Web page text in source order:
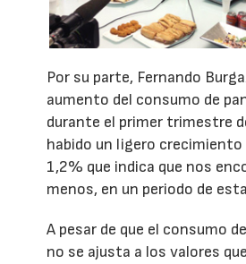
Por su parte, Fernando
aumento del consumo de
durante el primer trimestre
habido un ligero
1,2% que indica que nos
menos, en un periodo de
A pesar de que el consumo
no se ajusta a los valores